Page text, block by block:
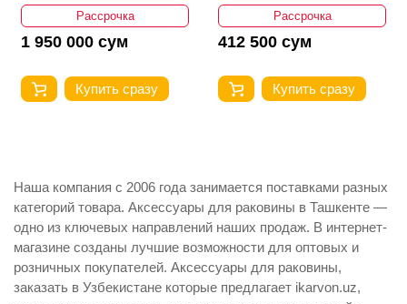
Рассрочка
1 950 000 сум
Купить сразу
Рассрочка
412 500 сум
Купить сразу
Наша компания с 2006 года занимается поставками разных
категорий товара. Аксессуары для раковины в Ташкенте —
одно из ключевых направлений наших продаж. В интернет-
магазине созданы лучшие возможности для оптовых и
розничных покупателей. Аксессуары для раковины,
заказать в Узбекистане которые предлагает ikarvon.uz,